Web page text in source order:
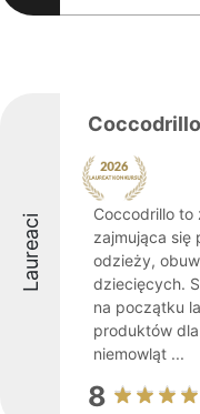
Laureaci
Coccodrillo
Coccodrillo to
zajmująca się
odzieży,
dziecięcych.
na początku
produktów
niemowląt ...
8